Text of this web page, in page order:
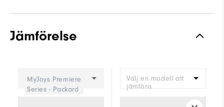
Jämförelse
MyJoys Premiere
Series - Packard
Välj en modell att
jämföra